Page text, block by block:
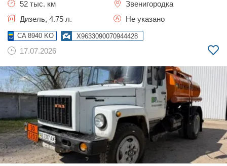
52 тыс. км
Звенигородка
Дизель, 4.75 л.
Не указано
CA 8940 KO X9633090070944428
17.07.2026